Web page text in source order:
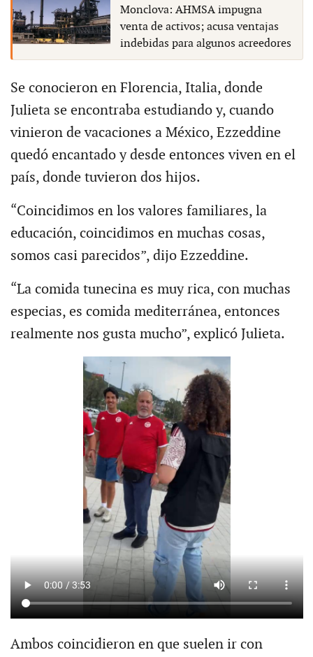
Monclova: AHMSA impugna
venta de activos; acusa ventajas
indebidas para algunos acreedores
Se conocieron en Florencia, Italia, donde
Julieta se encontraba estudiando y, cuando
vinieron de vacaciones a México, Ezzeddine
quedó encantado y desde entonces viven en el
país, donde tuvieron dos hijos.
“Coincidimos en los valores familiares, la
educación, coincidimos en muchas cosas,
somos casi parecidos”, dijo Ezzeddine.
“La comida tunecina es muy rica, con muchas
especias, es comida mediterránea, entonces
realmente nos gusta mucho”, explicó Julieta.
Ambos coincidieron en que suelen ir con